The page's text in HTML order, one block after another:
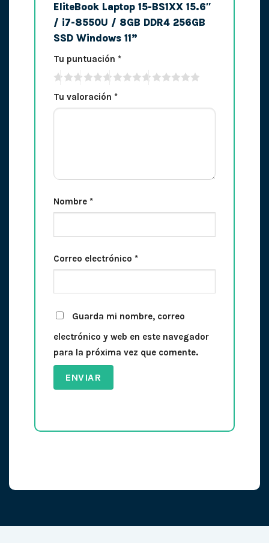
EliteBook Laptop 15-BS1XX 15.6″
/ i7-8550U / 8GB DDR4 256GB
SSD Windows 11”
Tu puntuación *
Tu valoración *
Nombre *
Correo electrónico *
Guarda mi nombre, correo
electrónico y web en este navegador
para la próxima vez que comente.